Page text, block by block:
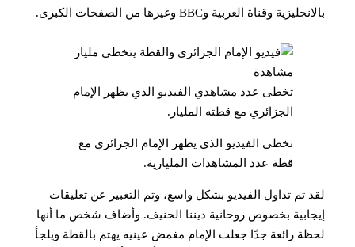
بالانجليزية وقناة العربية وBBC وغيرها من الصفحات الكبرى.
تخطى عدد مشاهدي الفيديو الذي يظهر الإمام
الجزائري مع قطته المليار.
تخطى الفيديو الذي يظهر الإمام الجزائري مع
قطة عدد المشاهدات المليارية.
لقد تم تداول الفيديو بشكل واسع، وتم التعبير عن تعليقات
إيجابية بخصوص روحانية ديننا الحنيف. وأضاف شخص ما أنها
لحظة رائعة جدًا جعلت الإمام مغمض عينيه يهتم بالقطة ويلجأ